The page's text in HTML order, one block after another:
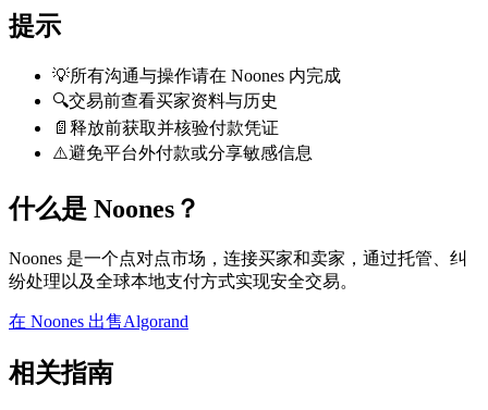
提示
💡所有沟通与操作请在 Noones 内完成
🔍交易前查看买家资料与历史
📄 释放前获取并核验付款凭证
⚠️避免平台外付款或分享敏感信息
什么是 Noones？
Noones 是一个点对点市场，连接买家和卖家，通过托管、纠
纷处理以及全球本地支付方式实现安全交易。
在 Noones 出售Algorand
相关指南